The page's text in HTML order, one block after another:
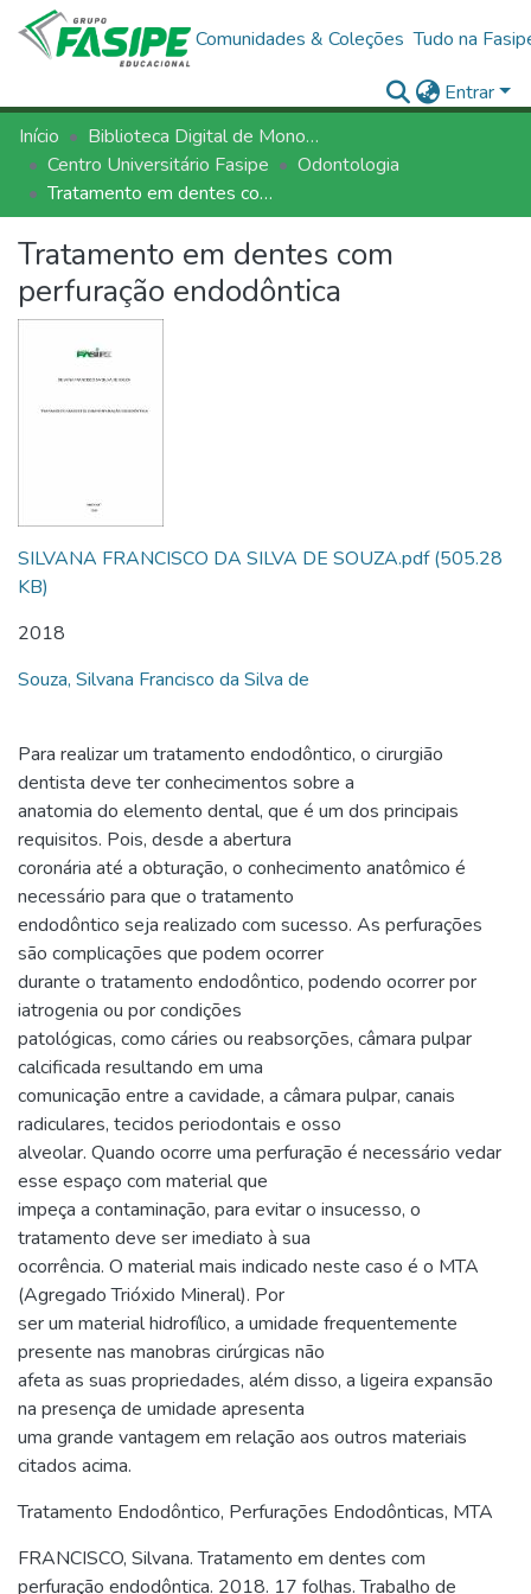
Comunidades & Coleções Tudo na
Entrar
Início
Biblioteca Digital de Monografias - BDM/FASIPE
Centro Universitário Fasipe
Odontologia
Tratamento em dentes com perfuração endodôntica
Tratamento em dentes com
perfuração endodôntica
SILVANA FRANCISCO DA SILVA DE SOUZA.pdf(505.28
KB)
2018
Souza, Silvana Francisco da Silva de
Para realizar um tratamento endodôntico, o cirurgião
dentista deve ter conhecimentos sobre a
anatomia do elemento dental, que é um dos principais
requisitos. Pois, desde a abertura
coronária até a obturação, o conhecimento anatômico é
necessário para que o tratamento
endodôntico seja realizado com sucesso. As perfurações
são complicações que podem ocorrer
durante o tratamento endodôntico, podendo ocorrer por
iatrogenia ou por condições
patológicas, como cáries ou reabsorções, câmara pulpar
calcificada resultando em uma
comunicação entre a cavidade, a câmara pulpar, canais
radiculares, tecidos periodontais e osso
alveolar. Quando ocorre uma perfuração é necessário vedar
esse espaço com material que
impeça a contaminação, para evitar o insucesso, o
tratamento deve ser imediato à sua
ocorrência. O material mais indicado neste caso é o MTA
(Agregado Trióxido Mineral). Por
ser um material hidrofílico, a umidade frequentemente
presente nas manobras cirúrgicas não
afeta as suas propriedades, além disso, a ligeira expansão
na presença de umidade apresenta
uma grande vantagem em relação aos outros materiais
citados acima.
Tratamento Endodôntico, Perfurações Endodônticas, MTA
FRANCISCO, Silvana. Tratamento em dentes com
perfuração endodôntica. 2018. 17 folhas. Trabalho de